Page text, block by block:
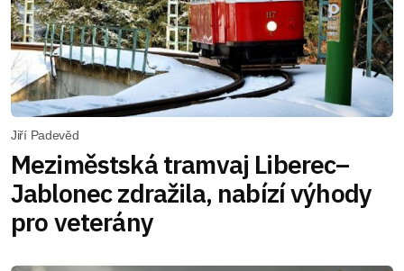
Jiří Padevěd
Meziměstská tramvaj Liberec–
Jablonec zdražila, nabízí výhody
pro veterány